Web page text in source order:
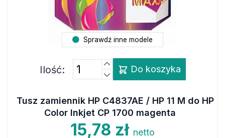
Sprawdź inne modele
Ilość: Do koszyka
Tusz zamiennik HP C4837AE / HP 11 M do HP
Color Inkjet CP 1700 magenta
15,78 zł netto